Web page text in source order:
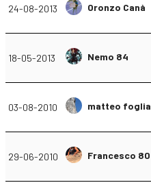
24-08-2013 Oronzo Canà
18-05-2013 Nemo 84
03-08-2010 matteo foglia
29-06-2010 Francesco 80